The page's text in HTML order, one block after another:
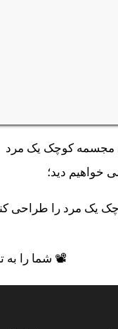
خواهیم دید؛
یک مرد را طراحی
📽 شما را به